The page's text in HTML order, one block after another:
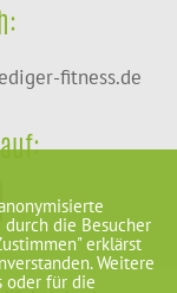
fitness.de
die Besucher
erklärst
Weitere
oder für die